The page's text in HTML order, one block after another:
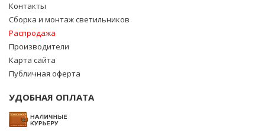
Контакты
Сборка и монтаж светильников
Распродажа
Производители
Карта сайта
Публичная оферта
УДОБНАЯ ОПЛАТА